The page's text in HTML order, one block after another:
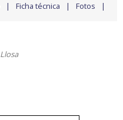
Ficha técnica Fotos